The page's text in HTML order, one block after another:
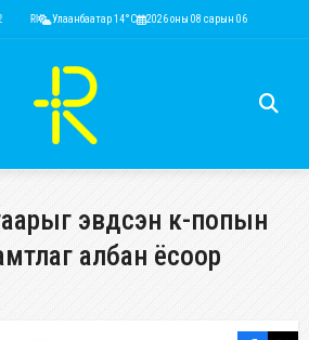
RUB 44.47 EUR 4,136.68 KRW 2.51 USD 3,593.83
Улаанбаатар 14°C 2026 оны 08 сарын 06
эвдсэн к-попын
албан ёсоор